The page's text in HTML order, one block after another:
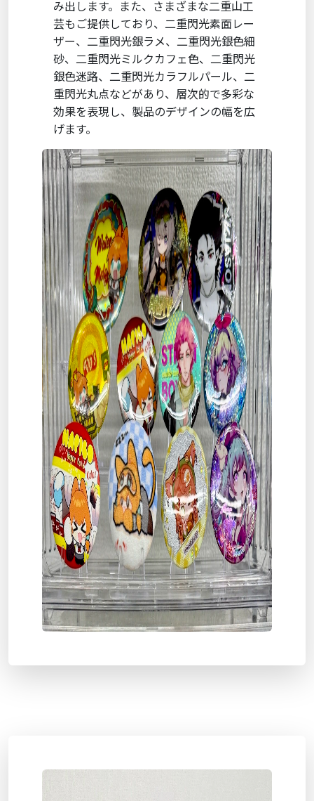
み出します。また、さまざまな二重山工
芸もご提供しており、二重閃光素面レー
ザー、二重閃光銀ラメ、二重閃光銀色細
砂、二重閃光ミルクカフェ色、二重閃光
銀色迷路、二重閃光カラフルパール、二
重閃光丸点などがあり、層次的で多彩な
効果を表現し、製品のデザインの幅を広
げます。